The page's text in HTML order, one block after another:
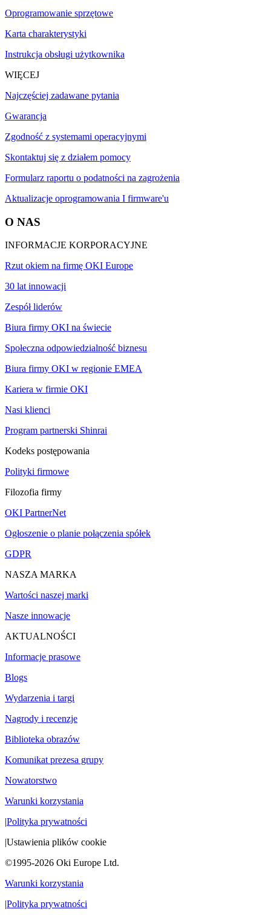
Oprogramowanie sprzętowe
Karta charakterystyki
Instrukcja obsługi użytkownika
WIĘCEJ
Najczęściej zadawane pytania
Gwarancja
Zgodność z systemami operacyjnymi
Skontaktuj się z działem pomocy
Formularz raportu o podatności na zagrożenia
Aktualizacje oprogramowania I firmware'u
O NAS
INFORMACJE KORPORACYJNE
Rzut okiem na firmę OKI Europe
30 lat innowacji
Zespół liderów
Biura firmy OKI na świecie
Społeczna odpowiedzialność biznesu
Biura firmy OKI w regionie EMEA
Kariera w firmie OKI
Nasi klienci
Program partnerski Shinrai
Kodeks postępowania
Polityki firmowe
Filozofia firmy
OKI PartnerNet
Ogłoszenie o planie połączenia spółek
GDPR
NASZA MARKA
Wartości naszej marki
Nasze innowacje
AKTUALNOŚCI
Informacje prasowe
Blogs
Wydarzenia i targi
Nagrody i recenzje
Biblioteka obrazów
Komunikat prezesa grupy
Nowatorstwo
Warunki korzystania
|Polityka prywatności
|Ustawienia plików cookie
©1995-2026 Oki Europe Ltd.
Warunki korzystania
|Polityka prywatności